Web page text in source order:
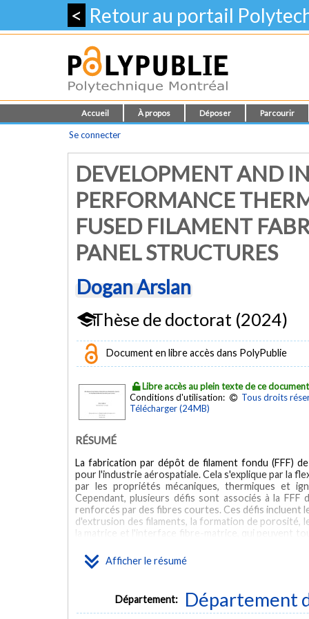
< Retour au portail
Accueil À propos Déposer Parcourir
Se connecter
DEVELOPMENT AND
PERFORMANCE
FUSED FILAMENT
PANEL STRUCTURES
Dogan Arslan
Thèse de doctorat (2024)
Document en libre accès dans PolyPublie
Libre accès au plein texte de ce document
Conditions d'utilisation:
Tous droits
Télécharger (24MB)
Afficher le résumé
RÉSUMÉ
La fabrication par dépôt de filament fondu (FFF)
pour l'industrie aérospatiale. Cela s'explique par la
par les propriétés mécaniques, thermiques et
Cependant, plusieurs défis sont associés à la
renforcés par des fibres courtes. Ces défis incluent
d'extrusion des filaments, la formation de porosité,
la matrice et l'interface fibre-matrice, qui peuvent
respectant les exigences strictes de
technologie FFF, qui est relativement récente,
techniques de fabrication conventionnelles. Le
différentes formulations de matrices polymères
semicristallin, renforcées avec de la fibre courte
Département: Département